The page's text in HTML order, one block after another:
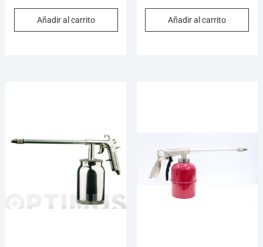
Añadir al carrito Añadir al carrito